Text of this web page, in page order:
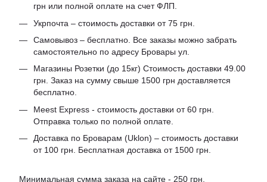
грн или полной оплате на счет ФЛП.
Укрпочта – стоимость доставки от 75 грн.
Самовывоз – бесплатно. Все заказы можно забрать
самостоятельно по адресу Бровары ул.
Магазины Розетки (до 15кг) Стоимость доставки 49.00
грн. Заказ на сумму свыше 1500 грн доставляется
бесплатно.
Meest Express - стоимость доставки от 60 грн.
Отправка только по полной оплате.
Доставка по Броварам (Uklon) – стоимость доставки
от 100 грн. Бесплатная доставка от 1500 грн.
Минимальная сумма заказа на сайте - 250 грн.